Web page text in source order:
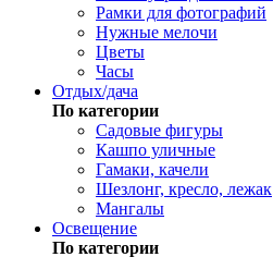
Рамки для фотографий
Нужные мелочи
Цветы
Часы
Отдых/дача
По категории
Садовые фигуры
Кашпо уличные
Гамаки, качели
Шезлонг, кресло, лежак
Мангалы
Освещение
По категории